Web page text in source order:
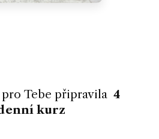
Tebe připravila 4
kurz